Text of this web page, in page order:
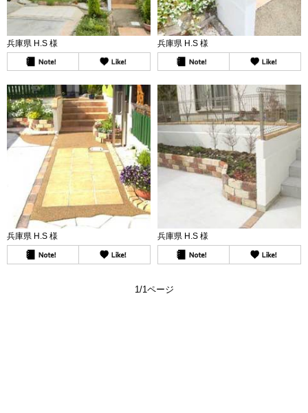
兵庫県 H.S 様 兵庫県 H.S 様
兵庫県 H.S 様 兵庫県 H.S 様
1/1ページ